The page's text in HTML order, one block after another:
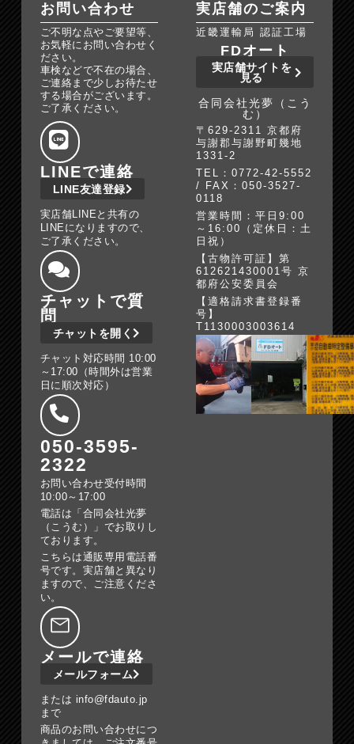
お問い合わせ
ご不明な点やご要望等、
お気軽にお問い合わせく
ださい。
車検などで不在の場合、
ご連絡まで少しお待たせ
する場合がございます。
ご了承ください。
LINEで連絡
LINE友達登録
実店舗LINEと共有の
LINEになりますので、
ご了承ください。
チャットで質
問
チャットを開く
チャット対応時間 10:00
～17:00（時間外は営業
日に順次対応）
050-3595-
2322
お問い合わせ受付時間
10:00～17:00
電話は「合同会社光夢
（こうむ）」でお取りし
ております。
こちらは通販専用電話番
号です。実店舗と異なり
ますので、ご注意くださ
い。
メールで連絡
メールフォーム
または info@fdauto.jp
まで
商品のお問い合わせにつ
実店舗のご案内
近畿運輸局 認証工場
FDオート
実店舗サイトを
見る
合同会社光夢（こう
む）
〒629-2311 京都府
与謝郡与謝野町幾地
1331-2
TEL：0772-42-5552
/ FAX：050-3527-
0118
営業時間：平日9:00
～16:00（定休日：土
日祝）
【古物許可証】第
612621430001号 京
都府公安委員会
【適格請求書登録番
号】
T1130003003614